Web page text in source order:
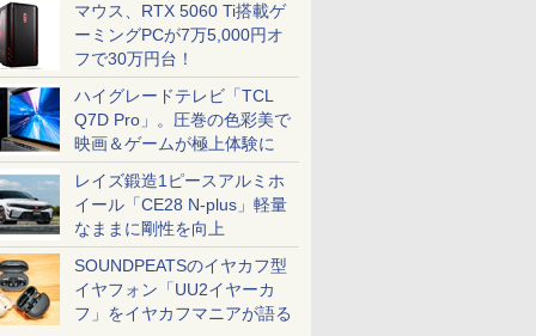
マウス、RTX 5060 Ti搭載ゲ
ーミングPCが7万5,000円オ
フで30万円台！
ハイグレードテレビ「TCL
Q7D Pro」。圧巻の色彩美で
映画＆ゲームが極上体験に
レイズ鍛造1ピースアルミホ
イール「CE28 N-plus」軽量
なままに剛性を向上
SOUNDPEATSのイヤカフ型
イヤフォン「UU2イヤーカ
フ」をイヤカフマニアが語る